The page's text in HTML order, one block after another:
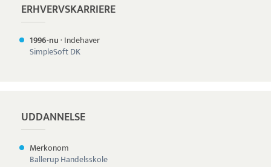
ERHVERVSKARRIERE
1996-nu· Indehaver
SimpleSoft DK
UDDANNELSE
Merkonom
Ballerup Handelsskole